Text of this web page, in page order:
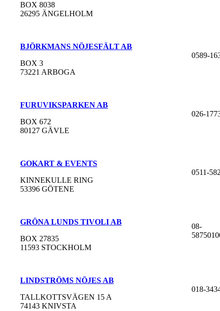
BOX 8038
26295 ÄNGELHOLM
BJÖRKMANS NÖJESFÄLT AB
BOX 3
73221 ARBOGA
0589-
FURUVIKSPARKEN AB
BOX 672
80127 GÄVLE
026-
GOKART & EVENTS
KINNEKULLE RING
53396 GÖTENE
0511-
GRÖNA LUNDS TIVOLI AB
BOX 27835
11593 STOCKHOLM
08-
LINDSTRÖMS NÖJES AB
TALLKOTTSVÄGEN 15 A
74143 KNIVSTA
018-